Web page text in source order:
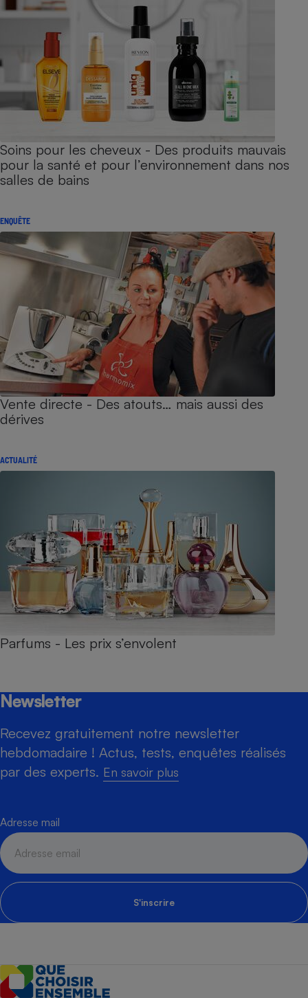
Soins pour les cheveux - Des produits mauvais
pour la santé et pour l’environnement dans nos
salles de bains
ENQUÊTE
Vente directe - Des atouts… mais aussi des
dérives
ACTUALITÉ
Parfums - Les prix s’envolent
Newsletter
Recevez gratuitement notre newsletter
hebdomadaire ! Actus, tests, enquêtes réalisés
par des experts. En savoir plus
Adresse mail
S'inscrire